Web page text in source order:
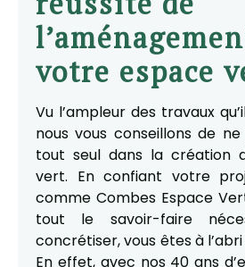
votre espace
Vu l’ampleur des travaux
nous vous conseillons de
tout seul dans la création
vert. En confiant votre
comme Combes Espace
tout le savoir-faire
concrétiser, vous êtes à
En effet, avec nos 40 ans